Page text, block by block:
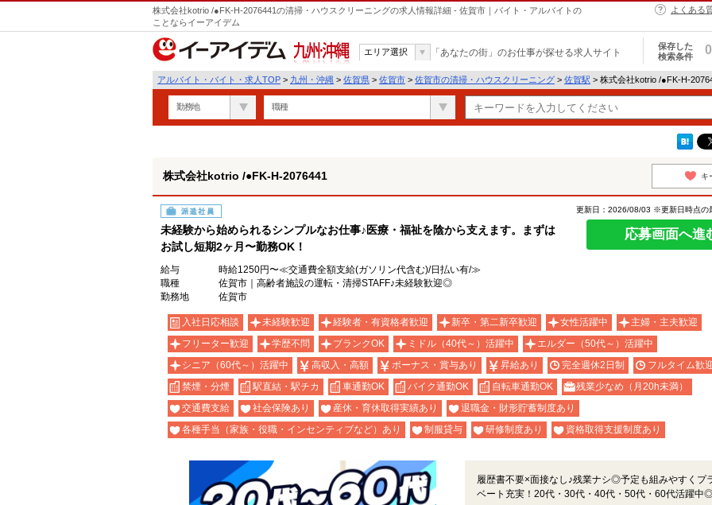
株式会社kotrio /●FK-H-2076441の清掃・ハウスクリーニングの求人情報詳細 - 佐賀市｜バイト・アルバイトの
ことならイーアイデム
よくある
九州・沖縄
エリア選択 「あなたの街」のお仕事が探せる求人サイト
保存した
検索条件
0
アルバイト・バイト・求人TOP > 九州・沖縄 > 佐賀県 > 佐賀市 > 佐賀市の清掃・ハウスクリーニング > 佐賀駅 > 株式会社kotrio /●FK-H-
勤務地 職種
株式会社kotrio /●FK-H-2076441 キ
派遣社員
未経験から始められるシンプルなお仕事♪医療・福祉を陰から支えます。まずは
お試し短期2ヶ月〜勤務OK！
更新日：2026/08/03 ※更新日時点の
応募画面へ進
給与
時給1250円〜≪交通費全額支給(ガソリン代含む)/日払い有/≫
職種
佐賀市｜高齢者施設の運転・清掃STAFF♪未経験歓迎◎
勤務地
佐賀市
入社日応相談 未経験歓迎 経験者・有資格者歓迎 新卒・第二新卒歓迎 女性活躍中
主婦・主夫歓迎
フリーター歓迎
学歴不問 ブランクOK ミドル（40代～）活躍中
エルダー（50代～）活躍中
シニア（60代～）活躍中
高収入・高額 ボーナス・賞与あり 昇給あり 完全週休2日制
フルタイム歓
禁煙・分煙
駅直結・駅チカ 車通勤OK バイク通勤OK 自転車通勤OK
残業少なめ（月20h未満）
交通費支給
社会保険あり 産休・育休取得実績あり
退職金・財形貯蓄制度あり
各種手当（家族・役職・インセンティブなど）あり
制服貸与 研修制度あり 資格取得支援制度あり
履歴書不要×面接なし♪残業ナシ◎予定も組みやすくプ
ベート充実！20代・30代・40代・50代・60代活躍中